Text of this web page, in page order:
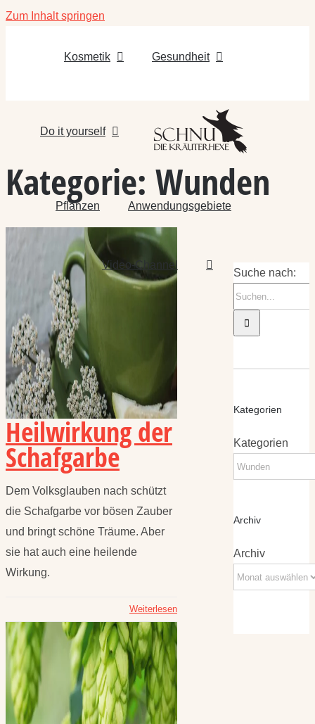
Zum Inhalt springen
Kosmetik Gesundheit
Do it yourself
Pflanzen Anwendungsgebiete
Video-Channel
Kategorie: Wunden
Heilwirkung der
Schafgarbe
Dem Volksglauben nach schützt
die Schafgarbe vor bösen Zauber
und bringt schöne Träume. Aber
sie hat auch eine heilende
Wirkung.
Weiterlesen
Suche nach:
Kategorien
Kategorien
Archiv
Archiv